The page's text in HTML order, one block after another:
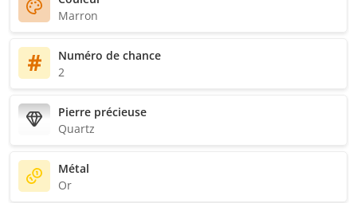
Marron
Numéro de chance
2
Pierre précieuse
Quartz
Métal
Or